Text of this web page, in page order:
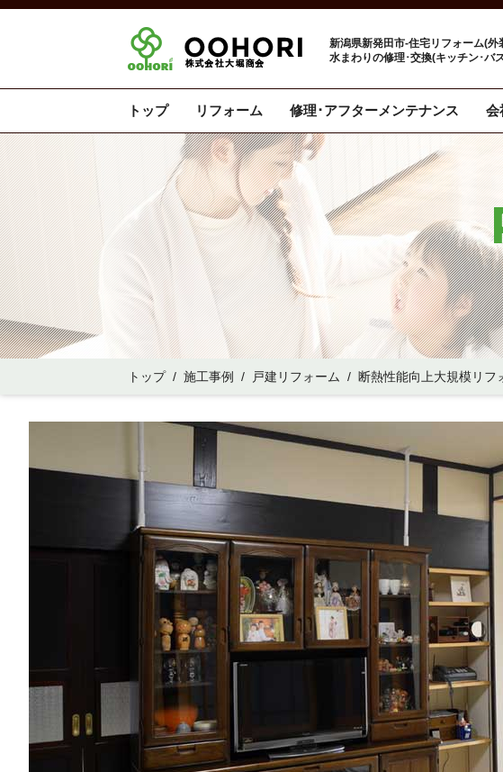
新潟県新発田市-住宅リフォーム(外
水まわりの修理･交換(キッチン･バ
トップ リフォーム 修理･アフターメンテナンス 会
トップ/ 施工事例 / 戸建リフォーム / 断熱性能向上大規模リフ